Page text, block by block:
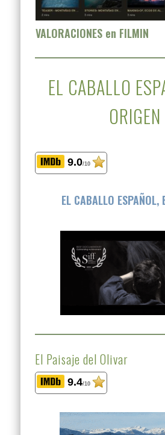
VALORACIONES en FILMIN
EL CABALLO
ORIGEN
9.0/10
EL CABALLO ESPAÑOL,
El Paisaje del Olivar
9.4/10